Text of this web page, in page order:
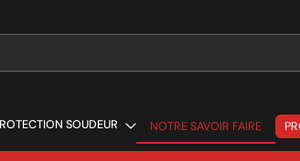
SOUDEUR
NOTRE SAVOIR FAIRE
NOTRE SAVOIR FAIRE